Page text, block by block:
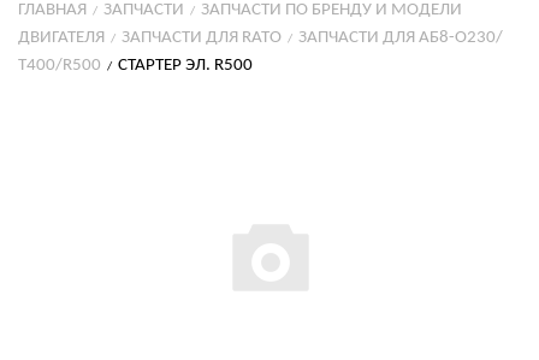
ГЛАВНАЯ ЗАПЧАСТИ
ЗАПЧАСТИ ПО БРЕНДУ И МОДЕЛИ
ДВИГАТЕЛЯ
ЗАПЧАСТИ ДЛЯ RATO
ЗАПЧАСТИ ДЛЯ АБ8-О230/
Т400/R500
СТАРТЕР ЭЛ. R500